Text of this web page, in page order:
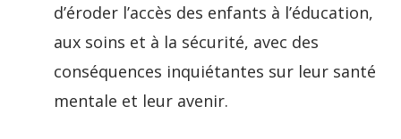
d’éroder l’accès des enfants à l’éducation,
aux soins et à la sécurité, avec des
conséquences inquiétantes sur leur santé
mentale et leur avenir.